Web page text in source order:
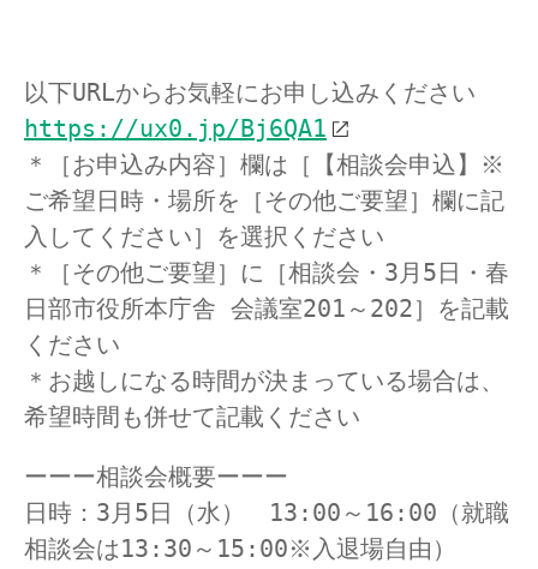
以下URLからお気軽にお申し込みください
https://ux0.jp/Bj6QA1
＊［お申込み内容］欄は［【相談会申込】※
ご希望日時・場所を［その他ご要望］欄に記
入してください］を選択ください
＊［その他ご要望］に［相談会・3月5日・春
日部市役所本庁舎 会議室201～202］を記載
ください
＊お越しになる時間が決まっている場合は、
希望時間も併せて記載ください
ーーー相談会概要ーーー
日時：3月5日（水）　13:00～16:00（就職
相談会は13:30～15:00※入退場自由）